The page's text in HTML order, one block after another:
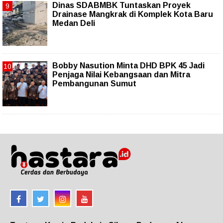
Dinas SDABMBK Tuntaskan Proyek
Drainase Mangkrak di Komplek Kota Baru
Medan Deli
Bobby Nasution Minta DHD BPK 45 Jadi
Penjaga Nilai Kebangsaan dan Mitra
Pembangunan Sumut